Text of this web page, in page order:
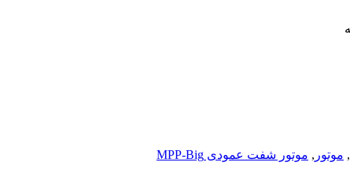
, موتور , موتور شفت عمودی MPP-Big